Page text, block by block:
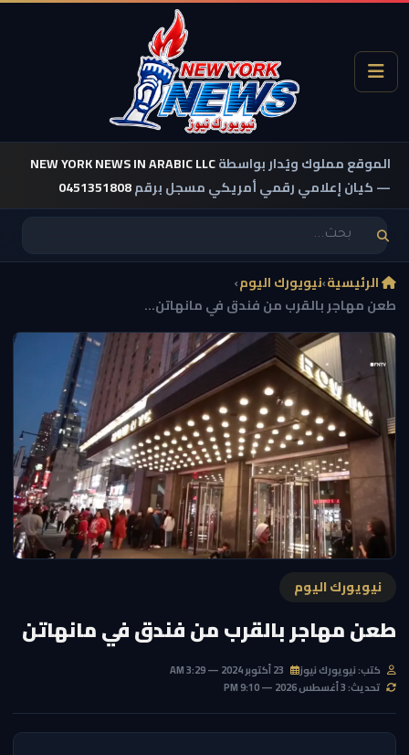
الموقع مملوك ويُدار بواسطةNEW YORK NEWS IN ARABIC LLC
— كيان إعلامي رقمي أمريكي مسجل برقم0451351808
الرئيسية›نيويورك اليوم›
طعن مهاجر بالقرب من فندق في مانهاتن...
نيويورك اليوم
طعن مهاجر بالقرب من فندق في مانهاتن
كتب: نيويورك نيوز
تحديث: 3 أغسطس 2026 — 9:10 PM